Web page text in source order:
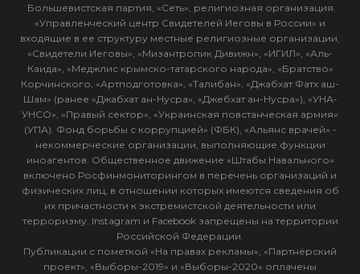
Большевистская партия, «Сеть», религиозная организация
«Управленческий центр Свидетелей Иеговы в России» и
входящие в ее структуру местные религиозные организации,
«Свидетели Иеговы», «Мизантропик Дивижн», «ИГИЛ», «Аль-
Каида», «Меджлис крымско-татарского народа», «Братство»
Корчинского, «Артподготовка», «Талибан», «Джабхат Фатх аш-
Шам» (ранее «Джабхат ан-Нусра», «Джебхат ан-Нусра»), «УНА-
УНСО», «Правый сектор», «Украинская повстанческая армия»
(УПА). Фонд борьбы с коррупцией» (ФБК), «Альянс врачей» -
некоммерческие организации, выполняющие функции
иноагентов. Общественное движение «Штабы Навального»
включено Росфинмониторингом в перечень организаций и
физических лиц, в отношении которых имеются сведения об
их причастности к экстремистской деятельности или
терроризму. Instagram и Facebook запрещены на территории
Российской Федерации.
Публикации с пометкой «На правах рекламы», «Партнёрский
проект», «Выборы-2019» и «Выборы-2020» оплачены